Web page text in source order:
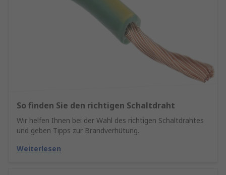
So finden Sie den richtigen Schaltdraht
Wir helfen Ihnen bei der Wahl des richtigen Schaltdrahtes
und geben Tipps zur Brandverhütung.
Weiterlesen